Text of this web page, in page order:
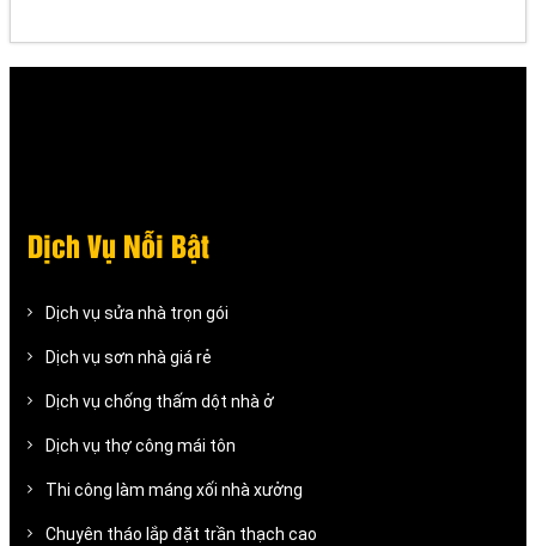
Dịch Vụ Nỗi Bật
Dịch vụ sửa nhà trọn gói
Dịch vụ sơn nhà giá rẻ
Dịch vụ chống thấm dột nhà ở
Dịch vụ thợ công mái tôn
Thi công làm máng xối nhà xưởng
Chuyên tháo lắp đặt trần thạch cao